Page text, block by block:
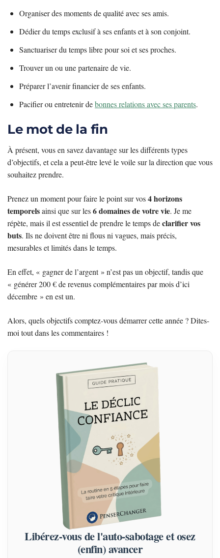
Organiser des moments de qualité avec ses amis.
Dédier du temps exclusif à ses enfants et à son conjoint.
Sanctuariser du temps libre pour soi et ses proches.
Trouver un ou une partenaire de vie.
Préparer l’avenir financier de ses enfants.
Pacifier ou entretenir debonnes relations avec ses parents.
Le mot de la fin
À présent, vous en savez davantage sur les différents types
d’objectifs, et cela a peut-être levé le voile sur la direction que vous
souhaitez prendre.
Prenez un moment pour faire le point sur vos4 horizons
temporelsainsi que sur les6 domaines de votre vie. Je me
répète, mais il est essentiel de prendre le temps declarifier vos
buts. Ils ne doivent être ni flous ni vagues, mais précis,
mesurables et limités dans le temps.
En effet, « gagner de l’argent » n’est pas un objectif, tandis que
« générer 200 € de revenus complémentaires par mois d’ici
décembre » en est un.
Alors, quels objectifs comptez-vous démarrer cette année ? Dites-
moi tout dans les commentaires !
Libérez-vous de l'auto-sabotage et osez
(enfin) avancer